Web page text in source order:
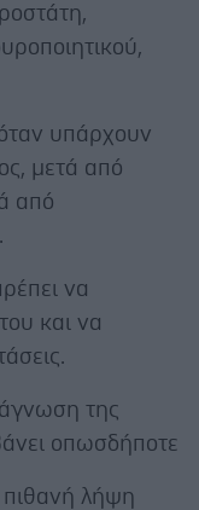
υπάρχουν
μετά από
από
να
και να
της
οπωσδήποτε
πιθανή λήψη